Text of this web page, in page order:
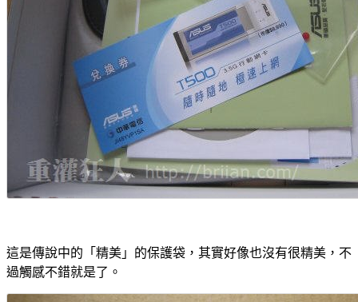
這是傳說中的「精美」的保護袋，其實好像也沒有很精美，不
過觸感不錯就是了。